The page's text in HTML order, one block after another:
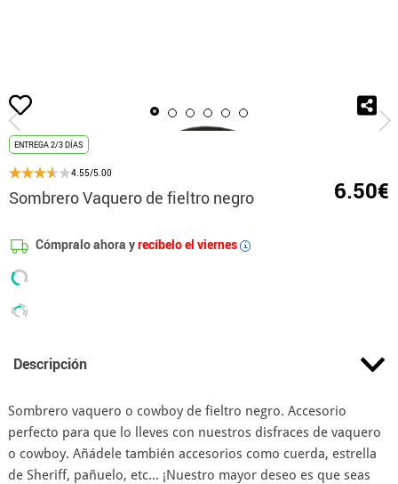
Inicio Sombrero Vaquero de fieltro negro
ENTREGA 2/3 DÍAS
4.55/5.00
Sombrero Vaquero de fieltro negro 6.50€
Cómpralo ahora yrecíbelo el viernes i
Descripción
Sombrero vaquero o cowboy de fieltro negro. Accesorio
perfecto para que lo lleves con nuestros disfraces de vaquero
o cowboy. Añádele también accesorios como cuerda, estrella
de Sheriff, pañuelo, etc... ¡Nuestro mayor deseo es que seas